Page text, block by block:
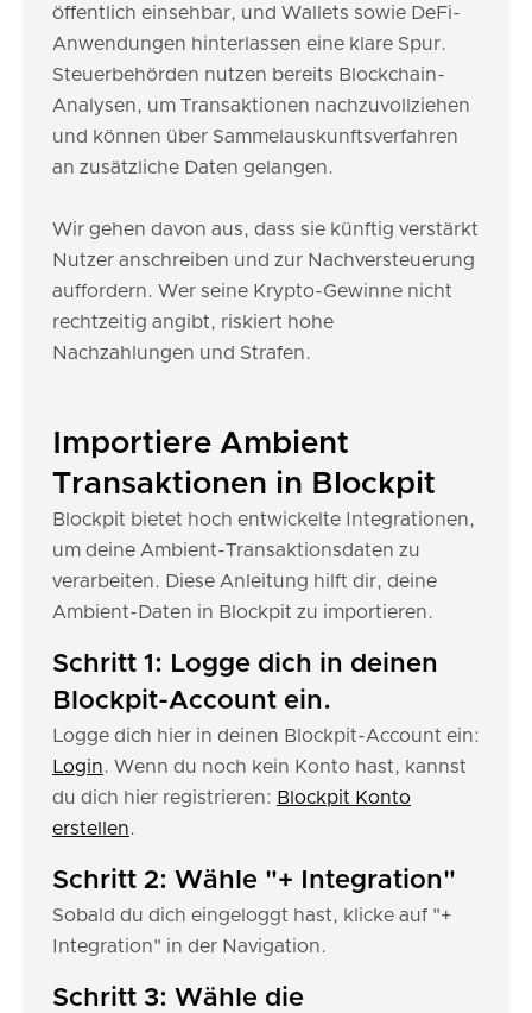
öffentlich einsehbar, und Wallets sowie DeFi-
Anwendungen hinterlassen eine klare Spur.
Steuerbehörden nutzen bereits Blockchain-
Analysen, um Transaktionen nachzuvollziehen
und können über Sammelauskunftsverfahren
an zusätzliche Daten gelangen.
Wir gehen davon aus, dass sie künftig verstärkt
Nutzer anschreiben und zur Nachversteuerung
auffordern. Wer seine Krypto-Gewinne nicht
rechtzeitig angibt, riskiert hohe
Nachzahlungen und Strafen.
Importiere Ambient
Transaktionen in Blockpit
Blockpit bietet hoch entwickelte Integrationen,
um deine Ambient-Transaktionsdaten zu
verarbeiten. Diese Anleitung hilft dir, deine
Ambient-Daten in Blockpit zu importieren.
Schritt 1: Logge dich in deinen
Blockpit-Account ein.
Logge dich hier in deinen Blockpit-Account ein:
Login. Wenn du noch kein Konto hast, kannst
du dich hier registrieren: Blockpit Konto
erstellen.
Schritt 2: Wähle "+ Integration"
Sobald du dich eingeloggt hast, klicke auf "+
Integration" in der Navigation.
Schritt 3: Wähle die